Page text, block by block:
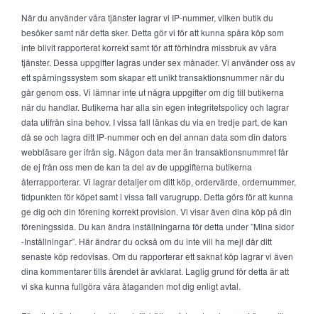
När du använder våra tjänster lagrar vi IP-nummer, vilken butik du
besöker samt när detta sker. Detta gör vi för att kunna spåra köp som
inte blivit rapporterat korrekt samt för att förhindra missbruk av våra
tjänster. Dessa uppgifter lagras under sex månader. Vi använder oss av
ett spårningssystem som skapar ett unikt transaktionsnummer när du
går genom oss. Vi lämnar inte ut några uppgifter om dig till butikerna
när du handlar. Butikerna har alla sin egen integritetspolicy och lagrar
data utifrån sina behov. I vissa fall länkas du via en tredje part, de kan
då se och lagra ditt IP-nummer och en del annan data som din dators
webbläsare ger ifrån sig. Någon data mer än transaktionsnummret får
de ej från oss men de kan ta del av de uppgifterna butikerna
återrapporterar. Vi lagrar detaljer om ditt köp, ordervärde, ordernummer,
tidpunkten för köpet samt i vissa fall varugrupp. Detta görs för att kunna
ge dig och din förening korrekt provision. Vi visar även dina köp på din
föreningssida. Du kan ändra inställningarna för detta under ”Mina sidor
-Inställningar”. Här ändrar du också om du inte vill ha mejl där ditt
senaste köp redovisas. Om du rapporterar ett saknat köp lagrar vi även
dina kommentarer tills ärendet är avklarat. Laglig grund för detta är att
vi ska kunna fullgöra våra åtaganden mot dig enligt avtal.